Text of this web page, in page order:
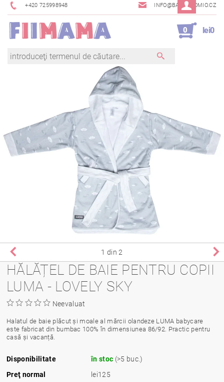
+420 725998948 INFO@BAMBINOMIO.CZ
0 lei0
1 din 2
HĂLĂȚEL DE BAIE PENTRU COPII
LUMA - LOVELY SKY
Neevaluat
Halatul de baie plăcut și moale al mărcii olandeze LUMA babycare
este fabricat din bumbac 100% în dimensiunea 86/92. Practic pentru
casă și vacanță.
Disponibilitate în stoc (>5 buc.)
Preţ normal
lei125